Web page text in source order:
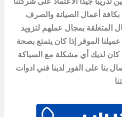
بكافة أعمال الصيانة والصرف
المتعلقة بمجال عملهم لتزويد
الموقر إذا كان يتمتع بصحة
كان لديك أي مشكلة مع السباكة
بنا على الفور لدينا فني ادوات